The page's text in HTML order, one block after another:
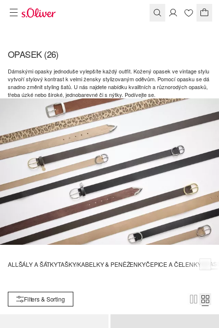
OPASEK(26)
Dámskými opasky jednoduše vylepšíte každý outfit. Kožený opasek ve vintage stylu
vytvoří stylový kontrast k velmi žensky stylizovaným oděvům. Pomocí opasku se dá
snadno změnit styling šatů. U nás najdete nabídku kvalitních a různorodých opasků,
třeba úzké nebo široké, jednobarevné či s nýtky. Podívejte se.
ALL ŠÁLY A ŠÁTKYTAŠKY/KABELKY & PENĚŽENKYČEPICE A ČELENKY
Filters & Sorting